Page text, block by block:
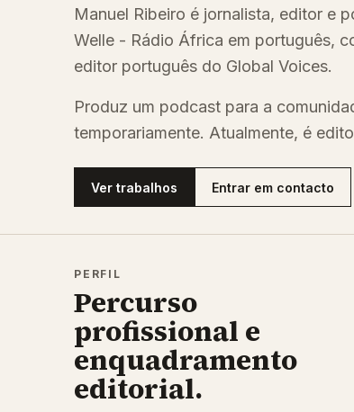
Manuel Ribeiro é jornalista, editor e
Welle - Rádio África em português,
editor português do Global Voices.
Produz um podcast para a
temporariamente. Atualmente, é
Ver trabalhos Entrar em contacto
PERFIL
Percurso
profissional e
enquadramento
editorial.